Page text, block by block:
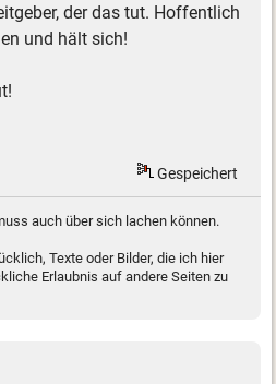
der das tut. Hoffentlich
und hält sich!
Gespeichert
auch über sich lachen können.
Texte oder Bilder, die ich hier
Erlaubnis auf andere Seiten zu